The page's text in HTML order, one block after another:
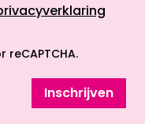
Inschrijven